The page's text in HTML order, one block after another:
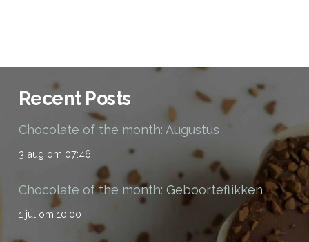
Recent Posts
Chocolate of the month: Augustus
3 aug om 07:46
Chocolate of the month: Geboorteflikken
1 jul om 10:00